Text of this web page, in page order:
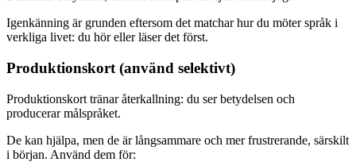
Igenkänning är grunden eftersom det matchar hur du möter språk i
verkliga livet: du hör eller läser det först.
Produktionskort (använd selektivt)
Produktionskort tränar återkallning: du ser betydelsen och
producerar målspråket.
De kan hjälpa, men de är långsammare och mer frustrerande, särskilt
i början. Använd dem för: